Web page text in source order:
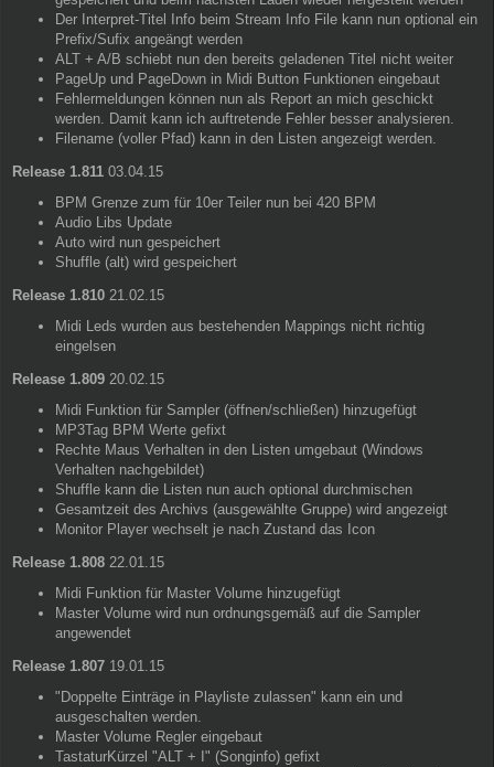
Der Interpret-Titel Info beim Stream Info File kann nun optional ein
Prefix/Sufix angeängt werden
ALT + A/B schiebt nun den bereits geladenen Titel nicht weiter
PageUp und PageDown in Midi Button Funktionen eingebaut
Fehlermeldungen können nun als Report an mich geschickt
werden. Damit kann ich auftretende Fehler besser analysieren.
Filename (voller Pfad) kann in den Listen angezeigt werden.
Release 1.811 03.04.15
BPM Grenze zum für 10er Teiler nun bei 420 BPM
Audio Libs Update
Auto wird nun gespeichert
Shuffle (alt) wird gespeichert
Release 1.810 21.02.15
Midi Leds wurden aus bestehenden Mappings nicht richtig
eingelsen
Release 1.809 20.02.15
Midi Funktion für Sampler (öffnen/schließen) hinzugefügt
MP3Tag BPM Werte gefixt
Rechte Maus Verhalten in den Listen umgebaut (Windows
Verhalten nachgebildet)
Shuffle kann die Listen nun auch optional durchmischen
Gesamtzeit des Archivs (ausgewählte Gruppe) wird angezeigt
Monitor Player wechselt je nach Zustand das Icon
Release 1.808 22.01.15
Midi Funktion für Master Volume hinzugefügt
Master Volume wird nun ordnungsgemäß auf die Sampler
angewendet
Release 1.807 19.01.15
"Doppelte Einträge in Playliste zulassen" kann ein und
ausgeschalten werden.
Master Volume Regler eingebaut
TastaturKürzel "ALT + I" (Songinfo) gefixt